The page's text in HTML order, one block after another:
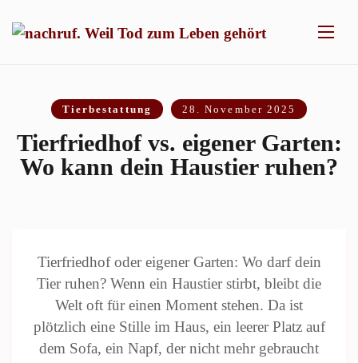
Tierbestattung 28. November 2025
Tierfriedhof vs. eigener Garten:
Wo kann dein Haustier ruhen?
Tierfriedhof oder eigener Garten: Wo darf dein
Tier ruhen? Wenn ein Haustier stirbt, bleibt die
Welt oft für einen Moment stehen. Da ist
plötzlich eine Stille im Haus, ein leerer Platz auf
dem Sofa, ein Napf, der nicht mehr gebraucht